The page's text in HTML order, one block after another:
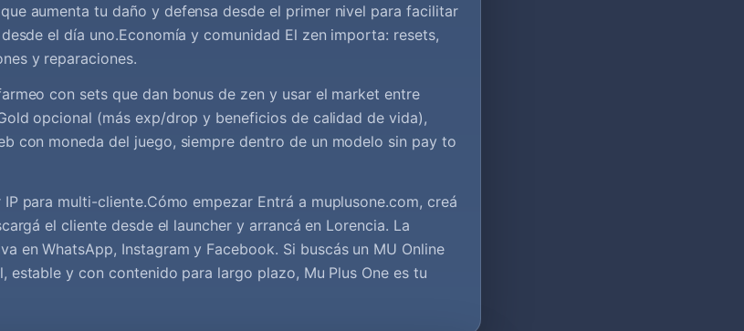
aumenta tu daño y defensa desde el primer nivel para facilitar
el día uno.Economía y comunidad El zen importa: resets,
y reparaciones.
con sets que dan bonus de zen y usar el market entre
opcional (más exp/drop y beneficios de calidad de vida),
con moneda del juego, siempre dentro de un modelo sin pay to
para multi-cliente.Cómo empezar Entrá a muplusone.com, creá
el cliente desde el launcher y arrancá en Lorencia. La
en WhatsApp, Instagram y Facebook. Si buscás un MU Online
estable y con contenido para largo plazo, Mu Plus One es tu